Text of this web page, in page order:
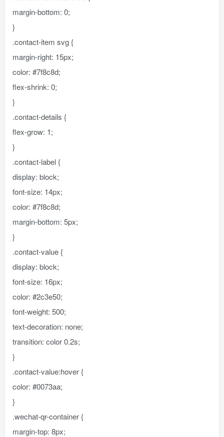
margin-bottom: 0;
}
.contact-item svg {
margin-right: 15px;
color: #7f8c8d;
flex-shrink: 0;
}
.contact-details {
flex-grow: 1;
}
.contact-label {
display: block;
font-size: 14px;
color: #7f8c8d;
margin-bottom: 5px;
}
.contact-value {
display: block;
font-size: 16px;
color: #2c3e50;
font-weight: 500;
text-decoration: none;
transition: color 0.2s;
}
.contact-value:hover {
color: #0073aa;
}
.wechat-qr-container {
margin-top: 8px;